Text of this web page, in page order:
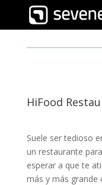
HiFood
Suele ser tedioso
un restaurante
esperar a que te
más y más grande